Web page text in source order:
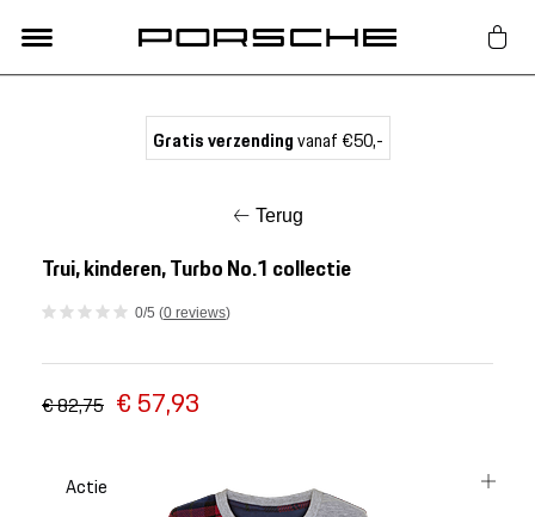
Nieuw
Acties
Gratis verzendingvanaf €50,-
Terug
Trui, kinderen, Turbo No.1 collectie
0/5 (0 reviews)
€ 82,75 € 57,93
Actie